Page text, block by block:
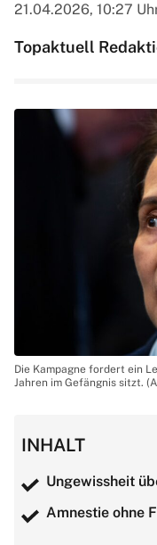
21.04.2026, 10:27
Topaktuell
Die Kampagne fordert ein
Jahren im Gefängnis sitzt.
INHALT
Ungewissheit
Amnestie ohne